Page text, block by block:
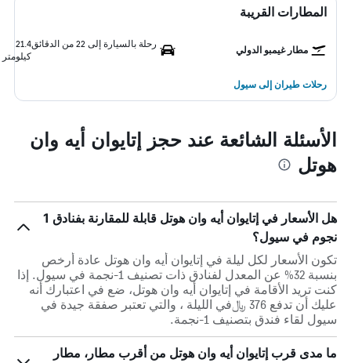
المطارات القريبة
مطار غيمبو الدولي
رحلة بالسيارة إلى 22 من الدقائق
21.4
كيلومتر
رحلات طيران إلى سيول
الأسئلة الشائعة عند حجز إتايوان أيه وان
هوتل
هل الأسعار في إتايوان أيه وان هوتل قابلة للمقارنة بفنادق 1
نجوم في سيول؟
تكون الأسعار لكل ليلة في إتايوان أيه وان هوتل عادة أرخص
بنسبة 32% عن المعدل لفنادق ذات تصنيف 1-نجمة في سيول. إذا
كنت تريد الأقامة في إتايوان أيه وان هوتل، ضع في اعتبارك أنه
عليك أن تدفع 376 ﷼في الليلة ، والتي تعتبر صفقة جيدة في
سيول لقاء فندق بتصنيف 1-نجمة.
ما مدى قرب إتايوان أيه وان هوتل من أقرب مطار، مطار